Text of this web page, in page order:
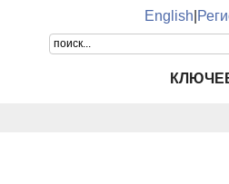
English